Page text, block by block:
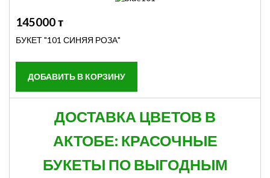
145000 т
БУКЕТ "101 СИНЯЯ РОЗА"
ДОСТАВКА ЦВЕТОВ В
АКТОБЕ: КРАСОЧНЫЕ
БУКЕТЫ ПО ВЫГОДНЫМ